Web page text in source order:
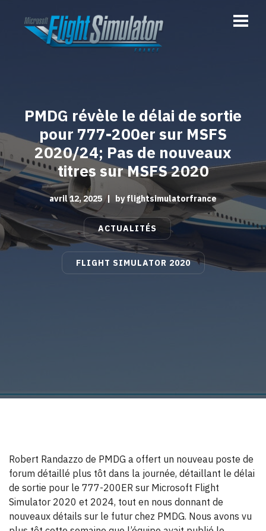
PMDG révèle le délai de sortie
pour 777-200er sur MSFS
2020/24; Pas de nouveaux
titres sur MSFS 2020
avril 12, 2025 | byflightsimulatorfrance
ACTUALITÉS
FLIGHT SIMULATOR 2020
Robert Randazzo de PMDG a offert un nouveau poste de
forum détaillé plus tôt dans la journée, détaillant le délai
de sortie pour le 777-200ER sur Microsoft Flight
Simulator 2020 et 2024, tout en nous donnant de
nouveaux détails sur le futur chez PMDG. Nous avons vu